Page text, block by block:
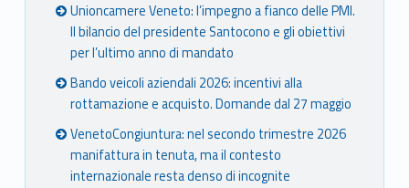
Unioncamere Veneto: l’impegno a fianco delle PMI.
Il bilancio del presidente Santocono e gli obiettivi
per l’ultimo anno di mandato
Bando veicoli aziendali 2026: incentivi alla
rottamazione e acquisto. Domande dal 27 maggio
VenetoCongiuntura: nel secondo trimestre 2026
manifattura in tenuta, ma il contesto
internazionale resta denso di incognite